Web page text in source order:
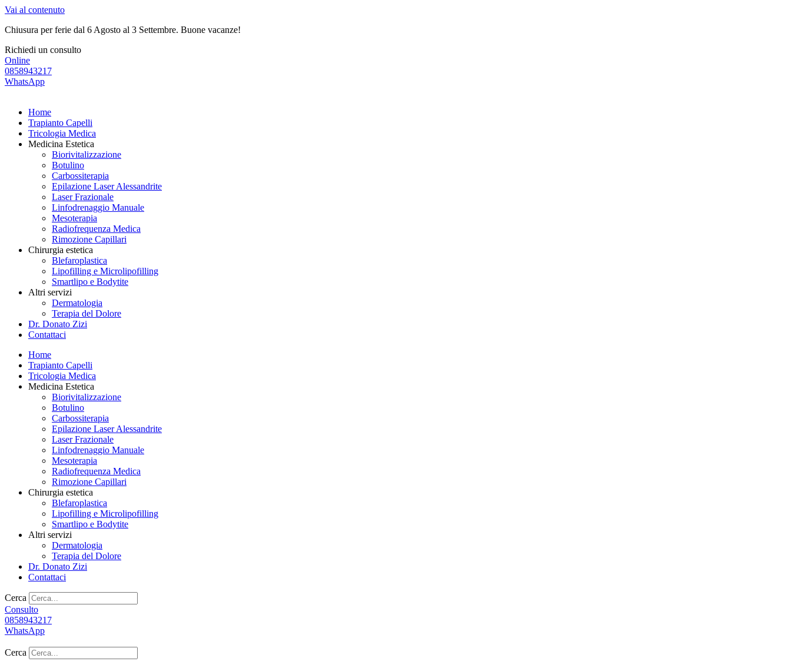
Vai al contenuto
Chiusura per ferie dal 6 Agosto al 3 Settembre. Buone vacanze!
Richiedi un consulto
Online
0858943217
WhatsApp
Home
Trapianto Capelli
Tricologia Medica
Medicina Estetica
Biorivitalizzazione
Botulino
Carbossiterapia
Epilazione Laser Alessandrite
Laser Frazionale
Linfodrenaggio Manuale
Mesoterapia
Radiofrequenza Medica
Rimozione Capillari
Chirurgia estetica
Blefaroplastica
Lipofilling e Microlipofilling
Smartlipo e Bodytite
Altri servizi
Dermatologia
Terapia del Dolore
Dr. Donato Zizi
Contattaci
Home
Trapianto Capelli
Tricologia Medica
Medicina Estetica
Biorivitalizzazione
Botulino
Carbossiterapia
Epilazione Laser Alessandrite
Laser Frazionale
Linfodrenaggio Manuale
Mesoterapia
Radiofrequenza Medica
Rimozione Capillari
Chirurgia estetica
Blefaroplastica
Lipofilling e Microlipofilling
Smartlipo e Bodytite
Altri servizi
Dermatologia
Terapia del Dolore
Dr. Donato Zizi
Contattaci
Cerca
Consulto
0858943217
WhatsApp
Cerca